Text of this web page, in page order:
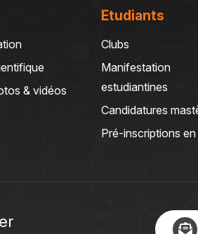
& vidéos
Etudiants
Clubs
Manifestation
estudiantines
Candidatures
Pré-inscriptions en